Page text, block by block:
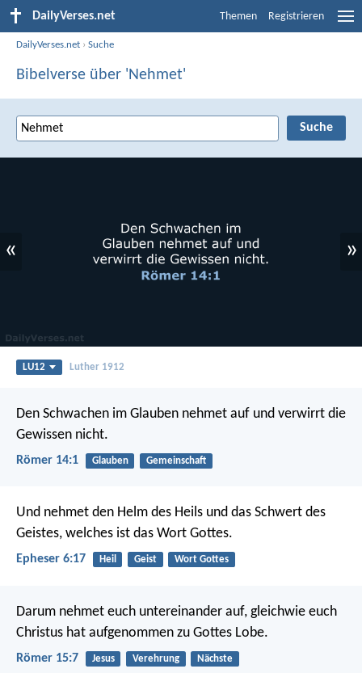
DailyVerses.net Themen Registrieren
DailyVerses.net ›Suche
Bibelverse über 'Nehmet'
« »
LU12 Luther 1912
Den Schwachen im Glauben nehmet auf und verwirrt die
Gewissen nicht.
Römer 14:1 Glauben Gemeinschaft
Und nehmet den Helm des Heils und das Schwert des
Geistes, welches ist das Wort Gottes.
Epheser 6:17 Heil Geist Wort Gottes
Darum nehmet euch untereinander auf, gleichwie euch
Christus hat aufgenommen zu Gottes Lobe.
Römer 15:7 Jesus Verehrung Nächste